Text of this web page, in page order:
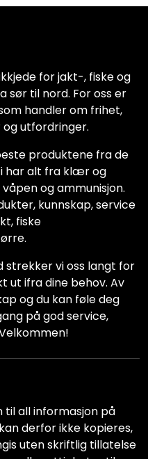
for jakt-, fiske og
til nord. For oss er
handler om frihet,
utfordringer.
produktene fra de
har alt fra klær og
og ammunisjon.
kunnskap, service
fiske
strekker vi oss langt for
ut ifra dine behov. Av
og du kan føle deg
på god service,
all informasjon på
derfor ikke kopieres,
uten skriftlig tillatelse